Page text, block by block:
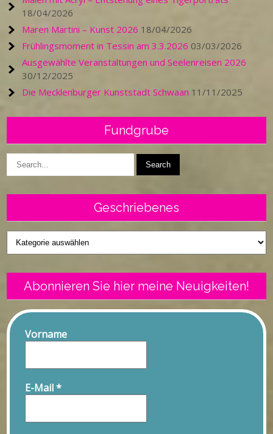
18/04/2026
Maren Martini – Kunst 2026 18/04/2026
Frühlingsmoment in Tessin am 3.3.2026 03/03/2026
Ausgewählte Veranstaltungen und Seelenreisen 2026
30/12/2025
Die Mecklenburger Kunststadt Schwaan 11/11/2025
Fundgrube
Geschriebenes
Geschriebenes
Abonnieren Sie hier meine Neuigkeiten!
Vorname
E-Mail*